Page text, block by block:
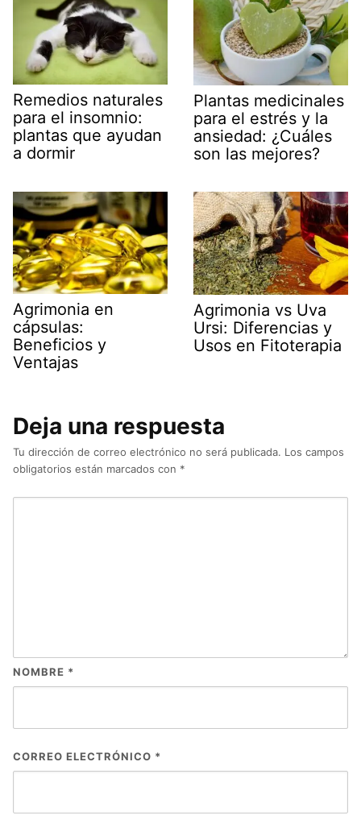
Remedios naturales
para el insomnio:
plantas que ayudan
a dormir
Plantas medicinales
para el estrés y la
ansiedad: ¿Cuáles
son las mejores?
Agrimonia en
cápsulas:
Beneficios y
Ventajas
Agrimonia vs Uva
Ursi: Diferencias y
Usos en Fitoterapia
Deja una respuesta
Tu dirección de correo electrónico no será publicada. Los campos
obligatorios están marcados con *
NOMBRE *
CORREO ELECTRÓNICO *